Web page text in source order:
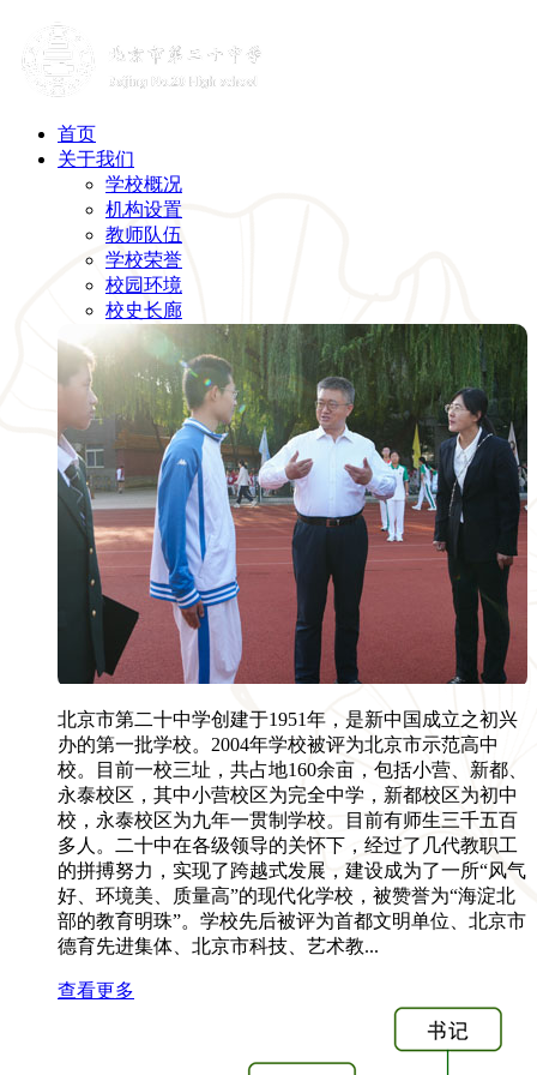
首页
关于我们
学校概况
机构设置
教师队伍
学校荣誉
校园环境
校史长廊
北京市第二十中学创建于1951年，是新中国成立之初兴
办的第一批学校。2004年学校被评为北京市示范高中
校。目前一校三址，共占地160余亩，包括小营、新都、
永泰校区，其中小营校区为完全中学，新都校区为初中
校，永泰校区为九年一贯制学校。目前有师生三千五百
多人。二十中在各级领导的关怀下，经过了几代教职工
的拼搏努力，实现了跨越式发展，建设成为了一所“风气
好、环境美、质量高”的现代化学校，被赞誉为“海淀北
部的教育明珠”。学校先后被评为首都文明单位、北京市
德育先进集体、北京市科技、艺术教...
查看更多